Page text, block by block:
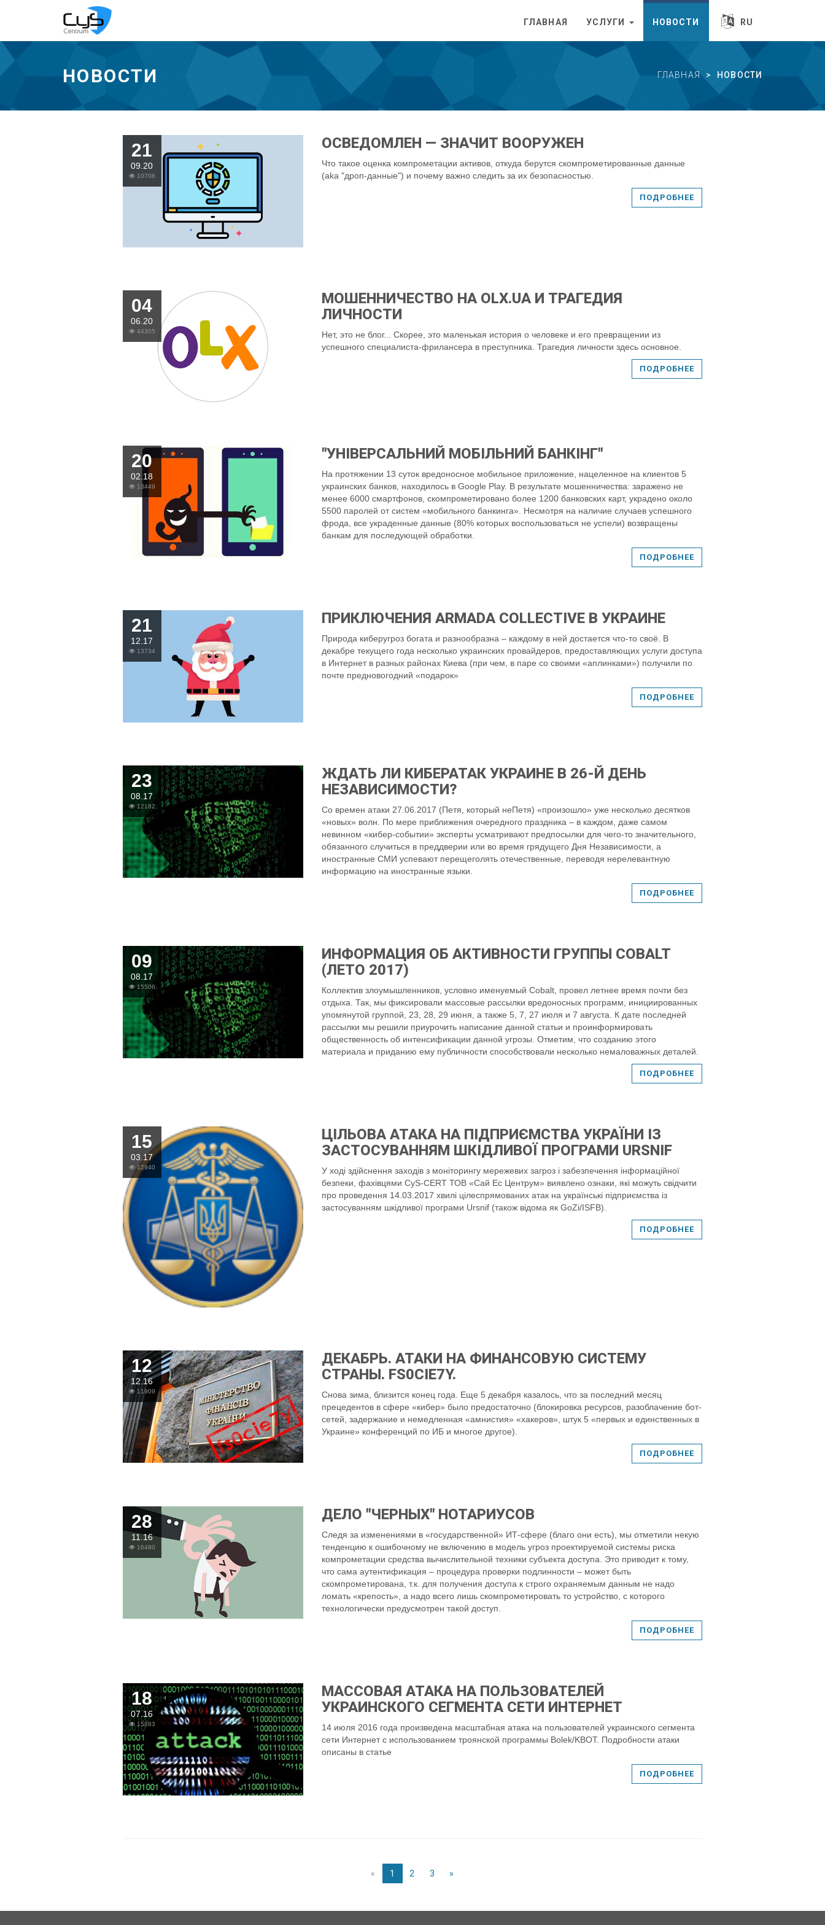
ГЛАВНАЯ УСЛУГИ НОВОСТИ RU
НОВОСТИ ГЛАВНАЯ НОВОСТИ
21
09.20
10708
ОСВЕДОМЛЕН — ЗНАЧИТ ВООРУЖЕН
Что такое оценка компрометации активов, откуда берутся скомпрометированные данные
(aka "дроп-данные") и почему важно следить за их безопасностью.
ПОДРОБНЕЕ
04
06.20
44305
МОШЕННИЧЕСТВО НА OLX.UA И ТРАГЕДИЯ
ЛИЧНОСТИ
Нет, это не блог... Скорее, это маленькая история о человеке и его превращении из
успешного специалиста-фрилансера в преступника. Трагедия личности здесь основное.
ПОДРОБНЕЕ
20
02.18
13449
"УНІВЕРСАЛЬНИЙ МОБІЛЬНИЙ БАНКІНГ"
На протяжении 13 суток вредоносное мобильное приложение, нацеленное на клиентов 5
украинских банков, находилось в Google Play. В результате мошенничества: заражено не
менее 6000 смартфонов, скомпрометировано более 1200 банковских карт, украдено около
5500 паролей от систем «мобильного банкинга». Несмотря на наличие случаев успешного
фрода, все украденные данные (80% которых воспользоваться не успели) возвращены
банкам для последующей обработки.
ПОДРОБНЕЕ
21
12.17
13734
ПРИКЛЮЧЕНИЯ ARMADA COLLECTIVE В УКРАИНЕ
Природа киберугроз богата и разнообразна – каждому в ней достается что-то своё. В
декабре текущего года несколько украинских провайдеров, предоставляющих услуги доступа
в Интернет в разных районах Киева (при чем, в паре со своими «аплинками») получили по
почте предновогодний «подарок»
ПОДРОБНЕЕ
23
08.17
12182
ЖДАТЬ ЛИ КИБЕРАТАК УКРАИНЕ В 26-Й ДЕНЬ
НЕЗАВИСИМОСТИ?
Со времен атаки 27.06.2017 (Петя, который неПетя) «произошло» уже несколько десятков
«новых» волн. По мере приближения очередного праздника – в каждом, даже самом
невинном «кибер-событии» эксперты усматривают предпосылки для чего-то значительного,
обязанного случиться в преддверии или во время грядущего Дня Независимости, а
иностранные СМИ успевают перещеголять отечественные, переводя нерелевантную
информацию на иностранные языки.
ПОДРОБНЕЕ
09
08.17
15506
ИНФОРМАЦИЯ ОБ АКТИВНОСТИ ГРУППЫ COBALT
(ЛЕТО 2017)
Коллектив злоумышленников, условно именуемый Cobalt, провел летнее время почти без
отдыха. Так, мы фиксировали массовые рассылки вредоносных программ, инициированных
упомянутой группой, 23, 28, 29 июня, а также 5, 7, 27 июля и 7 августа. К дате последней
рассылки мы решили приурочить написание данной статьи и проинформировать
общественность об интенсификации данной угрозы. Отметим, что созданию этого
материала и приданию ему публичности способствовали несколько немаловажных деталей.
ПОДРОБНЕЕ
15
03.17
12940
ЦІЛЬОВА АТАКА НА ПІДПРИЄМСТВА УКРАЇНИ ІЗ
ЗАСТОСУВАННЯМ ШКІДЛИВОЇ ПРОГРАМИ URSNIF
У ході здійснення заходів з моніторингу мережевих загроз і забезпечення інформаційної
безпеки, фахівцями CyS-CERT ТОВ «Сай Ес Центрум» виявлено ознаки, які можуть свідчити
про проведення 14.03.2017 хвилі цілеспрямованих атак на українські підприємства із
застосуванням шкідливої програми Ursnif (також відома як GoZi/ISFB).
ПОДРОБНЕЕ
12
12.16
11909
ДЕКАБРЬ. АТАКИ НА ФИНАНСОВУЮ СИСТЕМУ
СТРАНЫ. FS0CIE7Y.
Снова зима, близится конец года. Еще 5 декабря казалось, что за последний месяц
прецедентов в сфере «кибер» было предостаточно (блокировка ресурсов, разоблачение бот-
сетей, задержание и немедленная «амнистия» «хакеров», штук 5 «первых и единственных в
Украине» конференций по ИБ и многое другое).
ПОДРОБНЕЕ
28
11.16
16480
ДЕЛО "ЧЕРНЫХ" НОТАРИУСОВ
Следя за изменениями в «государственной» ИТ-сфере (благо они есть), мы отметили некую
тенденцию к ошибочному не включению в модель угроз проектируемой системы риска
компрометации средства вычислительной техники субъекта доступа. Это приводит к тому,
что сама аутентификация – процедура проверки подлинности – может быть
скомпрометирована, т.к. для получения доступа к строго охраняемым данным не надо
ломать «крепость», а надо всего лишь скомпрометировать то устройство, с которого
технологически предусмотрен такой доступ.
ПОДРОБНЕЕ
18
07.16
15883
МАССОВАЯ АТАКА НА ПОЛЬЗОВАТЕЛЕЙ
УКРАИНСКОГО СЕГМЕНТА СЕТИ ИНТЕРНЕТ
14 июля 2016 года произведена масштабная атака на пользователей украинского сегмента
сети Интернет с использованием троянской программы Bolek/KBOT. Подробности атаки
описаны в статье
ПОДРОБНЕЕ
« 1 2 3 »